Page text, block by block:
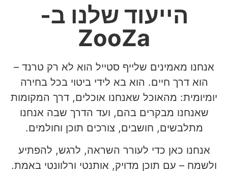
הייעוד שלנו ב-
ZooZa
אנחנו מאמינים שלייף סטייל הוא לא רק טרנד –
הוא דרך חיים. הוא בא לידי ביטוי בכל בחירה
יומיומית: מהאוכל שאנחנו אוכלים, דרך המקומות
שאנחנו מבקרים בהם, ועד הדרך שבה אנחנו
מתלבשים, חושבים, צורכים תוכן וחולמים.
אנחנו כאן כדי לעורר השראה, לרגש, להפתיע
ולשמח – עם תוכן מדויק, אותנטי ורלוונטי באמת.